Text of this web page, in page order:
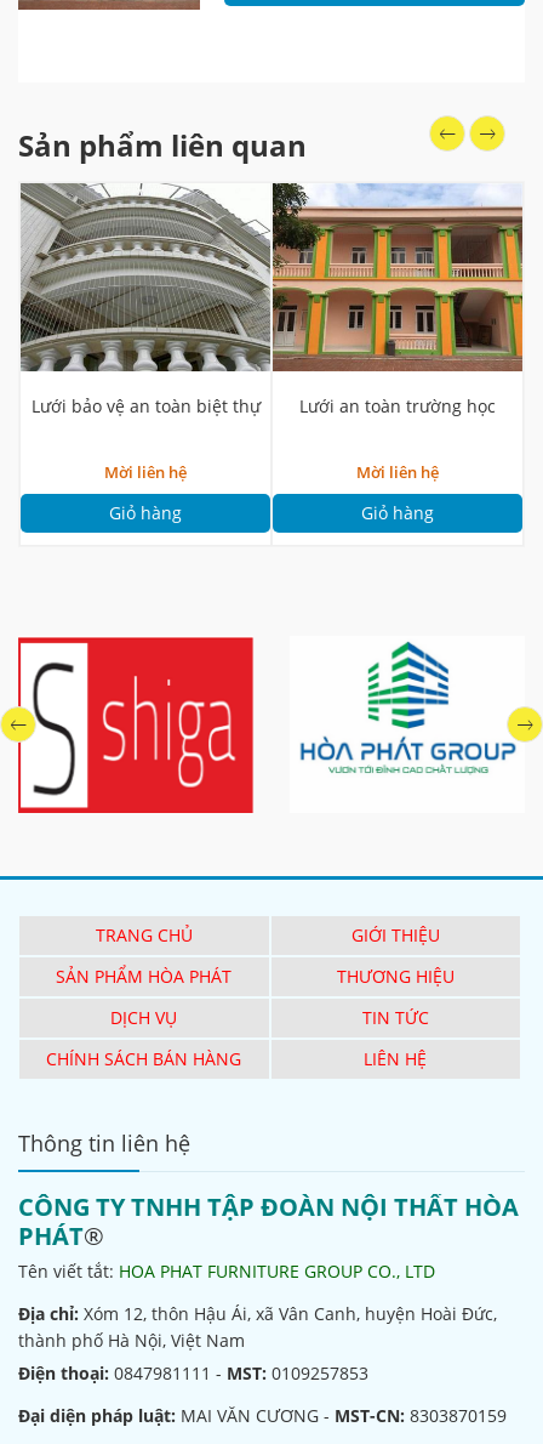
Sản phẩm liên quan
Lưới bảo vệ an toàn biệt thự
Mời liên hệ
Giỏ hàng
Lưới an toàn trường học
Mời liên hệ
Giỏ hàng
TRANG CHỦ
GIỚI THIỆU
SẢN PHẨM HÒA PHÁT
THƯƠNG HIỆU
DỊCH VỤ
TIN TỨC
CHÍNH SÁCH BÁN HÀNG
LIÊN HỆ
Thông tin liên hệ
CÔNG TY TNHH TẬP ĐOÀN NỘI THẤT HÒA
PHÁT®
Tên viết tắt: HOA PHAT FURNITURE GROUP CO., LTD
Địa chỉ: Xóm 12, thôn Hậu Ái, xã Vân Canh, huyện Hoài Đức,
thành phố Hà Nội, Việt Nam
Điện thoại: 0847981111 - MST: 0109257853
Đại diện pháp luật: MAI VĂN CƯƠNG - MST-CN: 8303870159